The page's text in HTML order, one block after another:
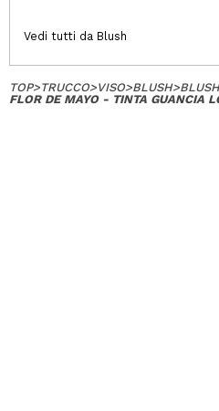
Vedi tutti da Blush
TOP>TRUCCO>VISO>BLUSH>
FLOR DE MAYO - TINTA GUANCIA